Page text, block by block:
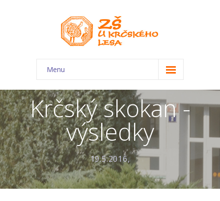
Menu
O škole
-- Charakteristika školy
-- Plán školního roku
-- Dokumenty
-- Kontakty
Krčský skokan -
výsledky
19.5.2016,